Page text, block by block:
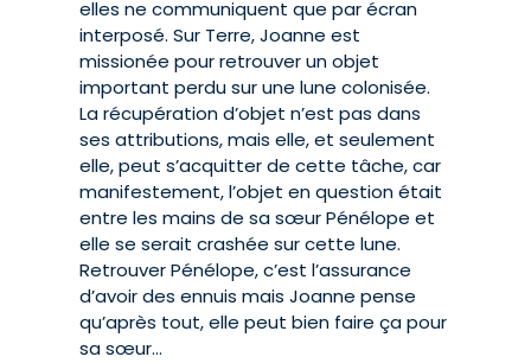
elles ne communiquent que par écran
interposé. Sur Terre, Joanne est
missionée pour retrouver un objet
important perdu sur une lune colonisée.
La récupération d’objet n’est pas dans
ses attributions, mais elle, et seulement
elle, peut s’acquitter de cette tâche, car
manifestement, l’objet en question était
entre les mains de sa sœur Pénélope et
elle se serait crashée sur cette lune.
Retrouver Pénélope, c’est l’assurance
d’avoir des ennuis mais Joanne pense
qu’après tout, elle peut bien faire ça pour
sa sœur…